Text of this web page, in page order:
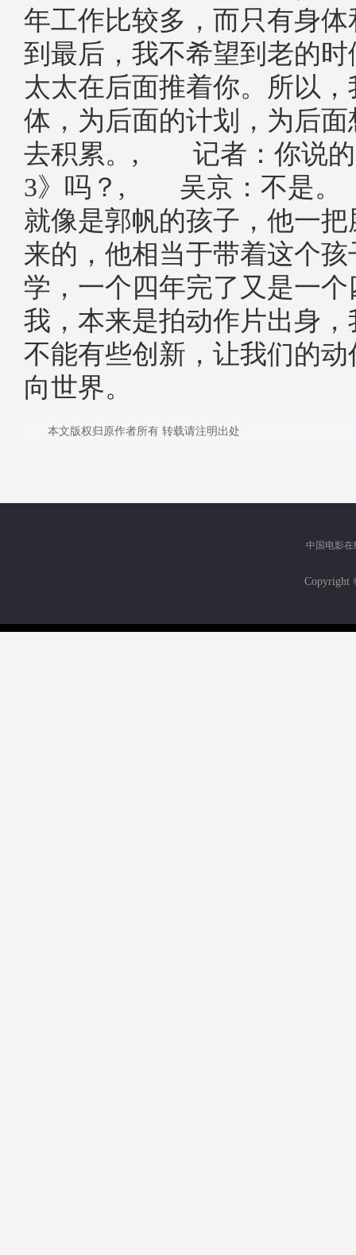
年工作比较多，而只有身
到最后，我不希望到老的
太太在后面推着你。所以
体，为后面的计划，为后
去积累。, 记者：你说的
3》吗？, 吴京：不是。
就像是郭帆的孩子，他一
来的，他相当于带着这个
学，一个四年完了又是一
我，本来是拍动作片出身
不能有些创新，让我们的
向世界。
本文版权归原作者所有 转载请注明出处
中国电影在
Copyright